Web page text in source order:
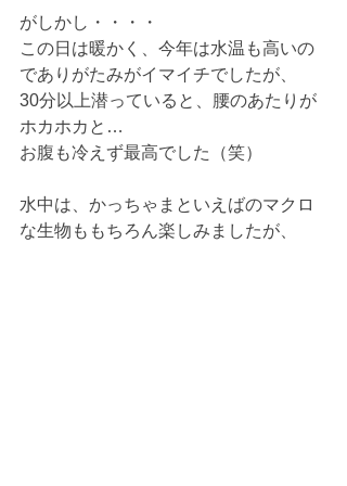
がしかし・・・・
この日は暖かく、今年は水温も高いの
でありがたみがイマイチでしたが、
30分以上潜っていると、腰のあたりが
ホカホカと…
お腹も冷えず最高でした（笑）
水中は、かっちゃまといえばのマクロ
な生物ももちろん楽しみましたが、